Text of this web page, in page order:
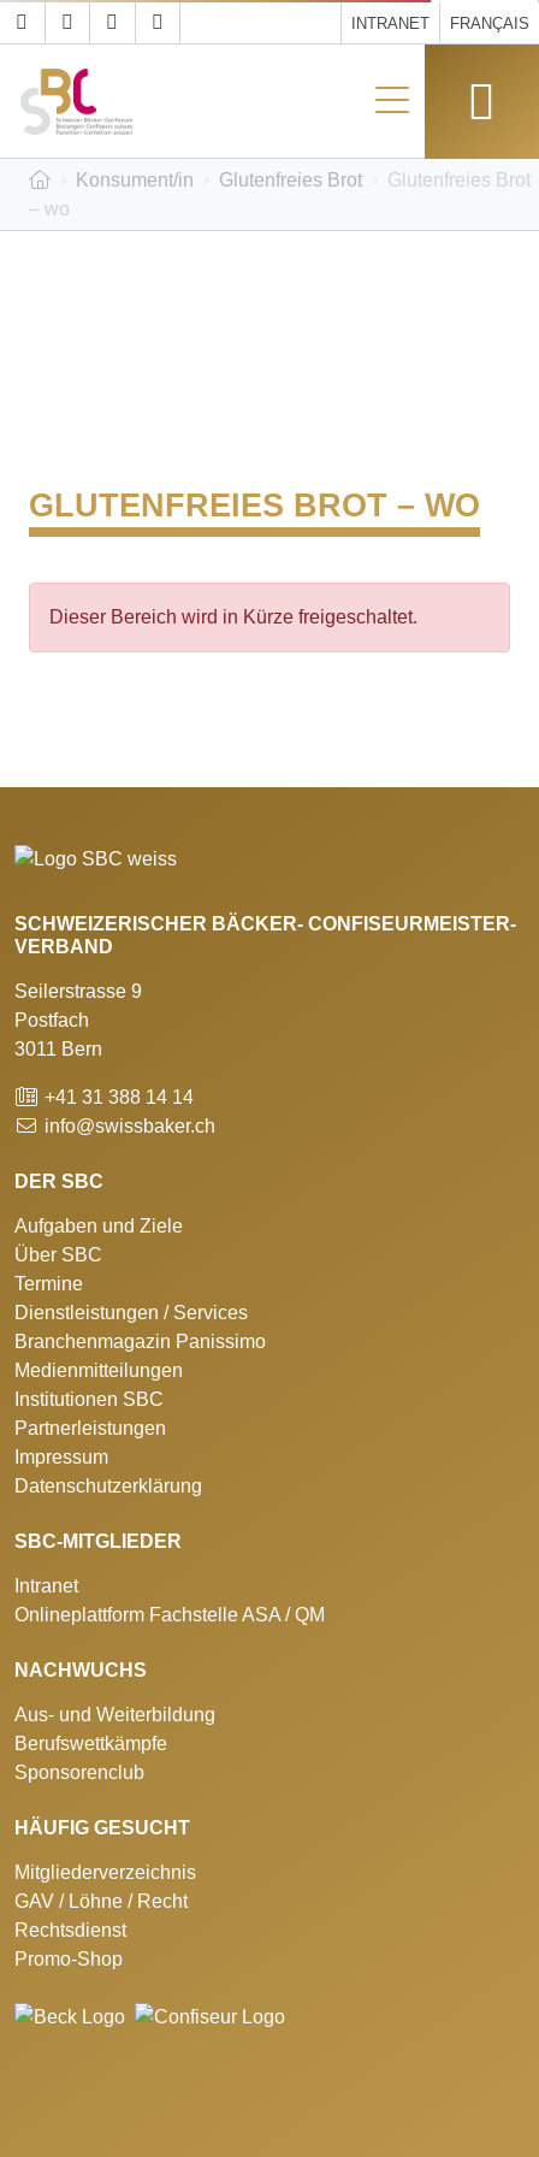
INTRANET FRANÇAIS
Konsument/in Glutenfreies Brot
Glutenfreies Brot
– wo
GLUTENFREIES BROT – WO
Dieser Bereich wird in Kürze freigeschaltet.
SCHWEIZERISCHER BÄCKER- CONFISEURMEISTER-
VERBAND
Seilerstrasse 9
Postfach
3011 Bern
+41 31 388 14 14
info@swissbaker.ch
DER SBC
Aufgaben und Ziele
Über SBC
Termine
Dienstleistungen / Services
Branchenmagazin Panissimo
Medienmitteilungen
Institutionen SBC
Partnerleistungen
Impressum
Datenschutzerklärung
SBC-MITGLIEDER
Intranet
Onlineplattform Fachstelle ASA / QM
NACHWUCHS
Aus- und Weiterbildung
Berufswettkämpfe
Sponsorenclub
HÄUFIG GESUCHT
Mitgliederverzeichnis
GAV / Löhne / Recht
Rechtsdienst
Promo-Shop